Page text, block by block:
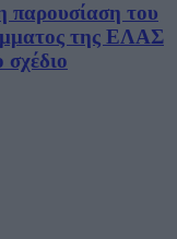
παρουσίαση του
της ΕΛΑΣ
σχέδιο